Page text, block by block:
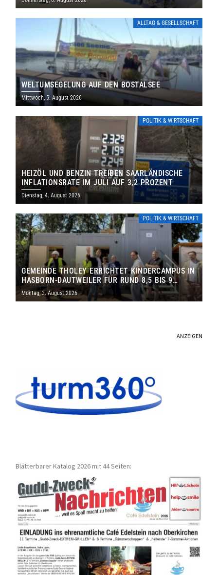
ALLTAG & GESELLSCHAFT
WELTUMSEGELUNG AUF DEN BOSTALSEE
Mittwoch, 5. August 2026
POLITIK & WIRTSCHAFT
HEIZÖL UND BENZIN TREIBEN SAARLÄNDISCHE
INFLATIONSRATE IM JULI AUF 3,2 PROZENT
Dienstag, 4. August 2026
POLITIK & WIRTSCHAFT
GEMEINDE THOLEY ERRICHTET KINDERCAMPUS IN
HASBORN-DAUTWEILER FÜR RUND 8,5 BIS 9
MILLIONEN EURO
Montag, 3. August 2026
ANZEIGEN
Blätterbarer Katalog 2026 mit 44 Seiten: